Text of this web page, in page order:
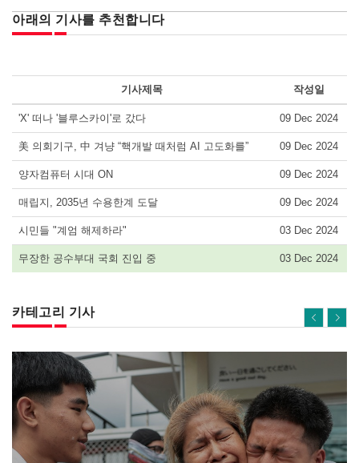
아래의 기사를 추천합니다
기사제목 작성일
'X' 떠나 '블루스카이'로 갔다 09 Dec 2024
美 의회기구, 中 겨냥 “핵개발 때처럼 AI 고도화를” 09 Dec 2024
양자컴퓨터 시대 ON 09 Dec 2024
매립지, 2035년 수용한계 도달 09 Dec 2024
시민들 "계엄 해제하라" 03 Dec 2024
무장한 공수부대 국회 진입 중 03 Dec 2024
카테고리 기사